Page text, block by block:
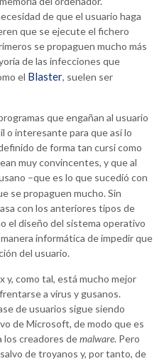
de que el usuario haga
que se ejecute el fichero
se propaguen mucho más
de las infecciones que
el Blaster, suelen ser
que engañan al usuario
o interesante para que así lo
de forma tan cursi como
muy convincentes, y que al
–que es lo que sucedió con
se propaguen mucho. Sin
con los anteriores tipos de
el diseño del sistema operativo
informática de impedir que
del usuario.
y, como tal, está mucho mejor
a virus y gusanos.
de usuarios sigue siendo
de Microsoft, de modo que es
los creadores demalware. Pero
de troyanos y, por tanto, de